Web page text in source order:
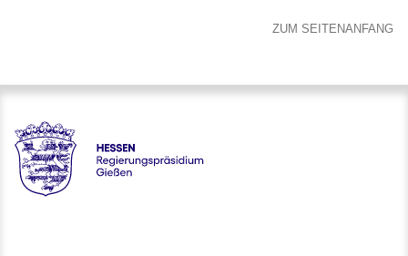
ZUM SEITENANFANG
Hessen - Regierungspräsidium Gießen